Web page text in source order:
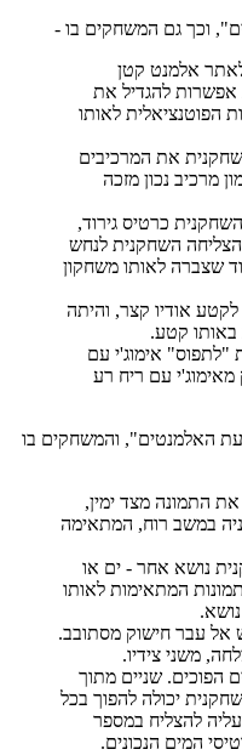
אלמנט קטן
להגדיל את
הפוטנציאלית לאותו
את המרכיבים
מרכיב נכון מזכה
כרטיס גירוד,
השחקנית לנחש
שצברה לאותו משחקון
אודיו קצר, והיתה
באותו קטע.
אימוג'י עם
עם ריח רע
"ארבעת האלמנטים", והמשחקים בו
התמונה מצד ימין,
במשב רוח, המתאימה
נושא אחר - ים או
המתאימות לאותו
עבר חישוק מסתובב.
משני צידיו.
סיבוב ישנם 6 כרטיסים הפוכים. שניים מתוך
יכולה להפוך בכל
להצליח במספר
המים הנכונים.